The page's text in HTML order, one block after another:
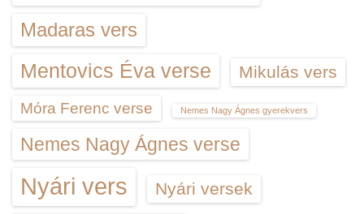
Madaras vers
Mentovics Éva verse Mikulás vers
Móra Ferenc verse Nemes Nagy Ágnes gyerekvers
Nemes Nagy Ágnes verse
Nyári vers Nyári versek